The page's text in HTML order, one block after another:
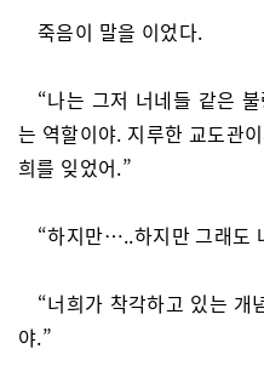
죽음이 말을 이었다.
“나는 그저 너네들 같은
는 역할이야. 지루한 교도관
희를 잊었어.”
“하지만…..하지만 그래도
“너희가 착각하고 있는 개
야.”